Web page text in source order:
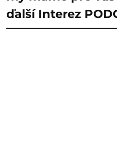
ďalší Interez